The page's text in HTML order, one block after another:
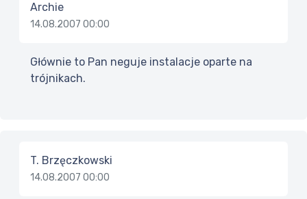
Archie
14.08.2007 00:00
Głównie to Pan neguje instalacje oparte na
trójnikach.
T. Brzęczkowski
14.08.2007 00:00